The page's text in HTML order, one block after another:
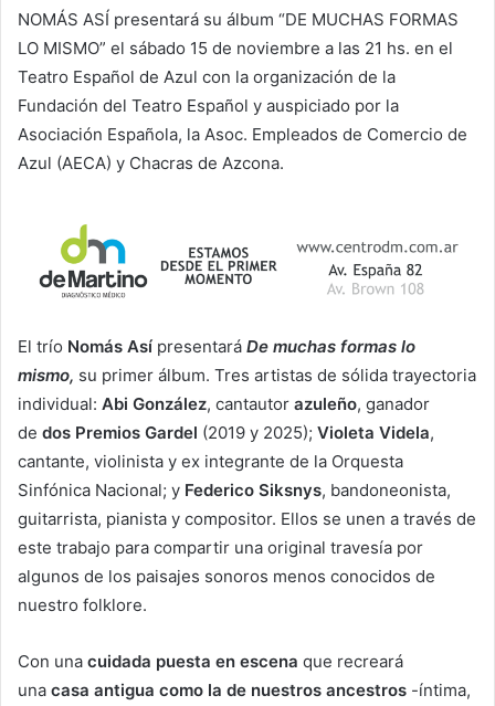
NOMÁS ASÍ presentará su álbum “DE MUCHAS FORMAS
LO MISMO” el sábado 15 de noviembre a las 21 hs. en el
Teatro Español de Azul con la organización de la
Fundación del Teatro Español y auspiciado por la
Asociación Española, la Asoc. Empleados de Comercio de
Azul (AECA) y Chacras de Azcona.
El trío Nomás Así presentará De muchas formas lo
mismo, su primer álbum. Tres artistas de sólida trayectoria
individual: Abi González, cantautor azuleño, ganador
de dos Premios Gardel (2019 y 2025); Violeta Videla,
cantante, violinista y ex integrante de la Orquesta
Sinfónica Nacional; y Federico Siksnys, bandoneonista,
guitarrista, pianista y compositor. Ellos se unen a través de
este trabajo para compartir una original travesía por
algunos de los paisajes sonoros menos conocidos de
nuestro folklore.
Con una cuidada puesta en escena que recreará
una casa antigua como la de nuestros ancestros -íntima,